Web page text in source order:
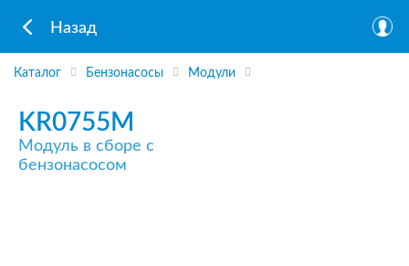
Назад
Каталог Бензонасосы Модули
KR0755M
Модуль в сборе с
бензонасосом